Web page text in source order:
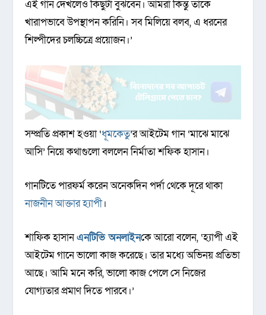
এই গান দেখলেও কিছুটা বুঝবেন। আমরা কিন্তু তাকে
খারাপভাবে উপস্থাপন করিনি। সব মিলিয়ে বলব, এ ধরনের
শিল্পীদের চলচ্চিত্রে প্রয়োজন।’
সম্প্রতি প্রকাশ হওয়া ‘ধূমকেতু’র আইটেম গান ‘মাঝে মাঝে
আসি’ নিয়ে কথাগুলো বললেন নির্মাতা শফিক হাসান।
গানটিতে পারফর্ম করেন অনেকদিন পর্দা থেকে দূরে থাকা
নাজনীন আক্তার হ্যাপী।
শাফিক হাসানএনটিভি অনলাইনকে আরো বলেন, ‘হ্যাপী এই
আইটেম গানে ভালো কাজ করেছে। তার মধ্যে অভিনয় প্রতিভা
আছে। আমি মনে করি, ভালো কাজ পেলে সে নিজের
যোগ্যতার প্রমাণ দিতে পারবে।’